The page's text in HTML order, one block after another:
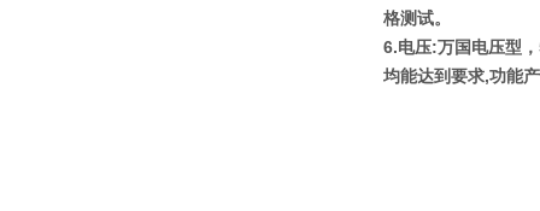
格测试。
6.电压:万国电压型
均能达到要求,功能